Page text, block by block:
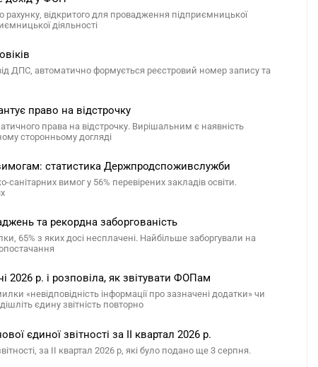
рахунку, відкритого для провадження підприємницької
діяльності
ДПС, автоматично формується реєстровий номер запису та
право на відстрочку
права на відстрочку. Вирішальним є наявність
сторонньому догляді
статистика Держпродспоживслужби
вимог у 56% перевірених закладів освіти.
та рекордна заборгованість
65% з яких досі несплачені. Найбільше заборгували на
2026 р. і розповіла, як звітувати ФОПам
«невідповідність інформації про зазначені додатки» чи
єдину звітність повторно
єдиної звітності за ІІ квартал 2026 р.
за ІІ квартал 2026 р, які було подано ще 3 серпня.